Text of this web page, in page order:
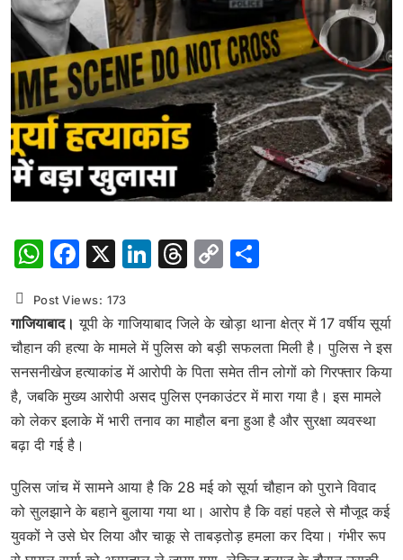
WhatsApp
Facebook
X LinkedIn
Threads
Copy
Post Views: 173
गाजियाबाद। यूपी के गाजियाबाद जिले के खोड़ा थाना क्षेत्र में 17 वर्षीय सूर्या
चौहान की हत्या के मामले में पुलिस को बड़ी सफलता मिली है। पुलिस ने इस
सनसनीखेज हत्याकांड में आरोपी के पिता समेत तीन लोगों को गिरफ्तार किया
है, जबकि मुख्य आरोपी असद पुलिस एनकाउंटर में मारा गया है। इस मामले
को लेकर इलाके में भारी तनाव का माहौल बना हुआ है और सुरक्षा व्यवस्था
बढ़ा दी गई है।
पुलिस जांच में सामने आया है कि 28 मई को सूर्या चौहान को पुराने विवाद
को सुलझाने के बहाने बुलाया गया था। आरोप है कि वहां पहले से मौजूद कई
युवकों ने उसे घेर लिया और चाकू से ताबड़तोड़ हमला कर दिया। गंभीर रूप